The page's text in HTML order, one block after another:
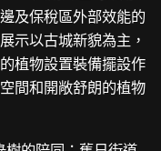
及保稅區外部效能的
示以古城新貌為主，
植物設置裝備擺設作
間和開敞舒朗的植物